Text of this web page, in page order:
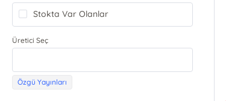
Stokta Var Olanlar
Üretici Seç
Özgü Yayınları